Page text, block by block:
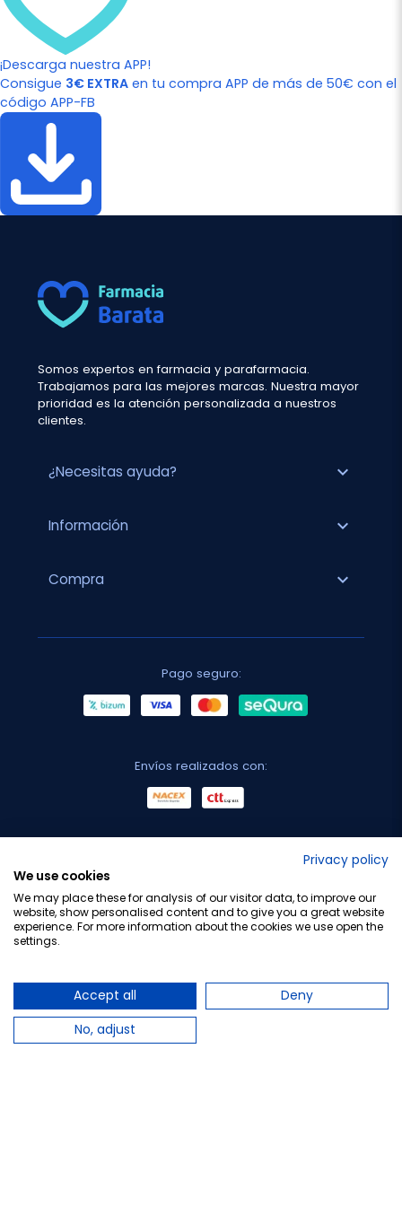
¡Descarga nuestra APP!
Consigue 3€ EXTRA en tu compra APP de más de 50€ con el
código APP-FB
Somos expertos en farmacia y parafarmacia.
Trabajamos para las mejores marcas. Nuestra mayor
prioridad es la atención personalizada a nuestros
clientes.
¿Necesitas ayuda? expand_more
Información expand_more
Compra expand_more
Pago seguro:
Envíos realizados con:
Privacy policy
We use cookies
We may place these for analysis of our visitor data, to improve our
website, show personalised content and to give you a great website
experience. For more information about the cookies we use open the
settings.
Accept all
Deny
No, adjust